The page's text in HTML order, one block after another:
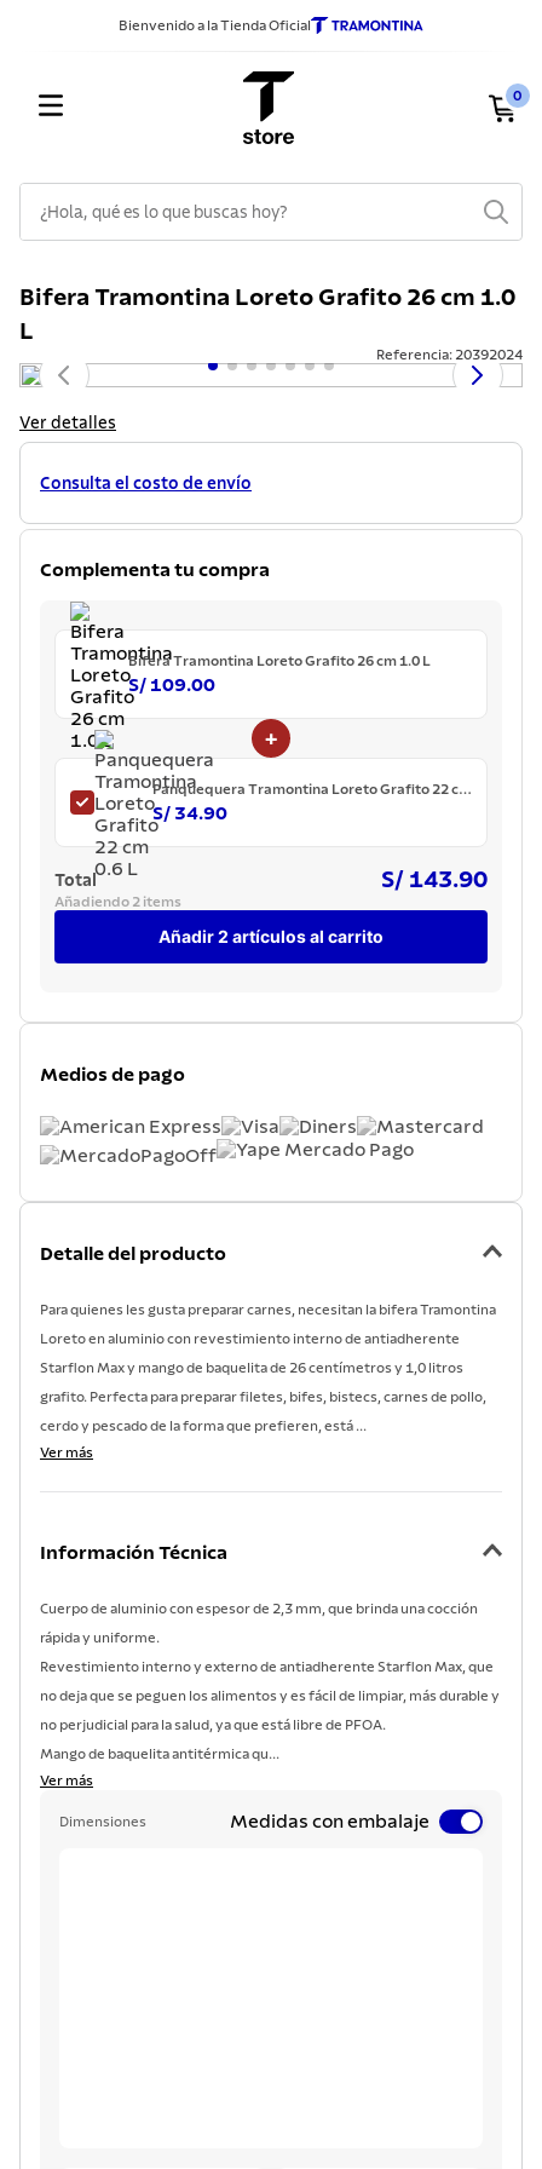
Bienvenido a la Tienda Oficial
0
Bifera Tramontina Loreto Grafito 26 cm 1.0
L
Referencia: 20392024
Ver detalles
Consulta el costo de envío
Complementa tu compra
Bifera Tramontina Loreto Grafito 26 cm 1.0 L
S/ 109.00
+
Panquequera Tramontina Loreto Grafito 22 cm
0.6 L
S/ 34.90
Total S/ 143.90
Añadiendo 2 items
Añadir 2 artículos al carrito
Medios de pago
Detalle del producto
Para quienes les gusta preparar carnes, necesitan la bifera Tramontina
Loreto en aluminio con revestimiento interno de antiadherente
Starflon Max y mango de baquelita de 26 centímetros y 1,0 litros
grafito. Perfecta para preparar filetes, bifes, bistecs, carnes de pollo,
cerdo y pescado de la forma que prefieren, está ...
Ver más
Información Técnica
Cuerpo de aluminio con espesor de 2,3 mm, que brinda una cocción
rápida y uniforme.
Revestimiento interno y externo de antiadherente Starflon Max, que
no deja que se peguen los alimentos y es fácil de limpiar, más durable y
no perjudicial para la salud, ya que está libre de PFOA.
Mango de baquelita antitérmica qu...
Ver más
Dimensiones Medidas con embalaje
1.
sarten
cuchillos
4.
cubiertos
5
juego ollas
acero inoxidable
tetera
grano
cuchillo